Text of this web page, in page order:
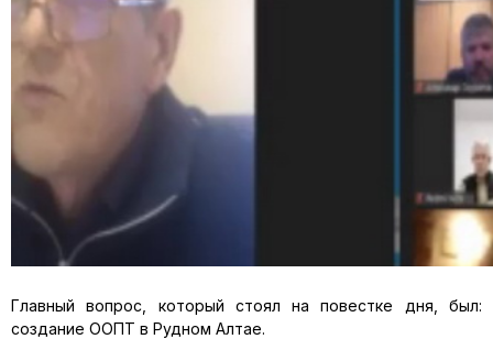
Главный вопрос, который стоял на повестке дня, был:
создание ООПТ в Рудном Алтае.